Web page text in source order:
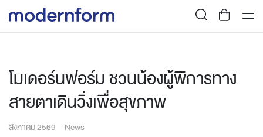
โมเดอร์นฟอร์ม ชวนน้องผู้พิการทาง
สายตาเดินวิ่งเพื่อสุขภาพ
สิงหาคม 2569 News